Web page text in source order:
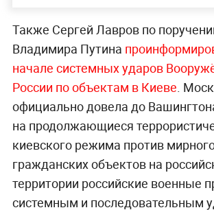
Также Сергей Лавров по
Владимира Путина
начале системных ударов
России по объектам в Киеве.
официально довела до
на продолжающиеся
киевского режима против
гражданских объектов на
территории российские военные
системным и последовательным